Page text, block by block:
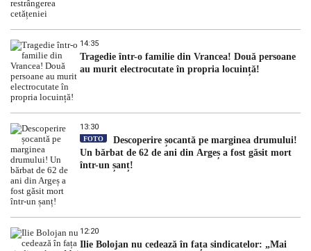
14:35
Tragedie într-o familie din Vrancea! Două persoane
au murit electrocutate în propria locuință!
13:30
FOTO
Descoperire șocantă pe marginea drumului!
Un bărbat de 62 de ani din Argeș a fost găsit mort
într-un șanț!
12:20
Ilie Bolojan nu cedează în fața sindicatelor: „Mai